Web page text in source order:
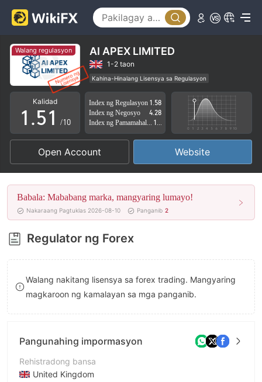
Walang regulasyon AI APEX LIMITED
1-2 taon
Kahina-Hinalang Lisensya sa Regulasyon
Kahina-hinalang saklaw ng Negosyo
Mataas na potensyal na peligro
Kalidad
0
1
2
3
4
5
6
7
8
9
.
1
2
3
4
5
6
7
8
9
0
1
2
3
4
5
6
7
8
9
/10
Index ng Regulasyon 1.58
Index ng Negosyo
4.28
Open Account Website
Babala: Mababang marka, mangyaring lumayo!
Nakaraang Pagtuklas 2026-08-10 Panganib 2
Regulator ng Forex
Walang nakitang lisensya sa forex trading. Mangyaring
magkaroon ng kamalayan sa mga panganib.
Pangunahing impormasyon
Rehistradong bansa
United Kingdom